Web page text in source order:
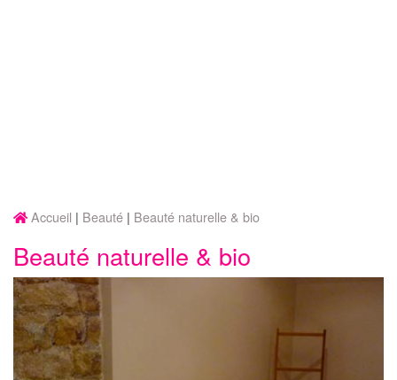
Accueil Beauté Beauté naturelle & bio
Beauté naturelle & bio